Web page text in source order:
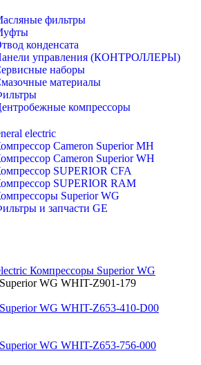
фильтры
конденсата
управления (КОНТРОЛЛЕРЫ)
наборы
материалы
компрессоры
electric
Cameron Superior MH
Cameron Superior WH
SUPERIOR CFA
SUPERIOR RAM
Superior WG
и запчасти GE
Компрессоры Superior WG
WG WHIT-Z901-179
WG WHIT-Z653-410-D00
WG WHIT-Z653-756-000